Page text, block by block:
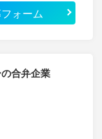
ォーム
合弁企業